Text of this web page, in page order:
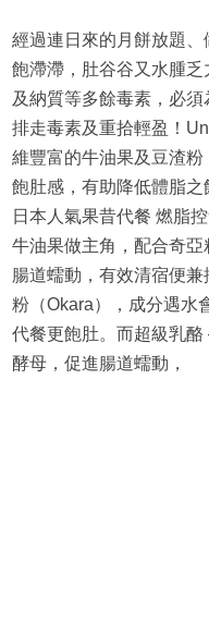
經過連日來的月餅放題
飽滯滯，肚谷谷又水腫
及納質等多餘毒素，必
排走毒素及重拾輕盈！
維豐富的牛油果及豆渣
飽肚感，有助降低體脂之
日本人氣果昔代餐 燃脂
牛油果做主角，配合奇
腸道蠕動，有效清宿便
粉（Okara），成分遇水
代餐更飽肚。而超級乳
酵母，促進腸道蠕動，